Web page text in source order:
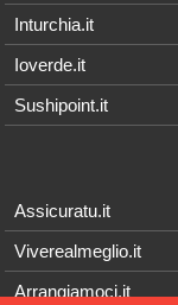
Inturchia.it
Ioverde.it
Sushipoint.it
Assicuratu.it
Viverealmeglio.it
Arrangiamoci.it